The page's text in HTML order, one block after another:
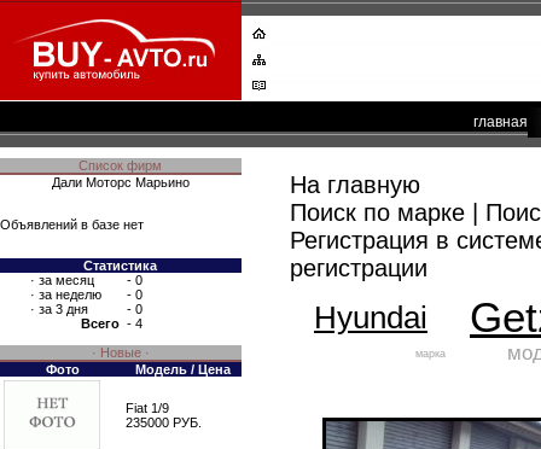
главная
Список фирм
Дали Моторс Марьино
Объявлений в базе нет
Статистика
· за месяц
- 0
· за неделю
- 0
· за 3 дня
- 0
Всего - 4
· Новые ·
Фото
Модель / Цена
Fiat 1/9
235000 РУБ.
На главную
Поиск по марке |
Регистрация в
регистрации
Hyundai
марка